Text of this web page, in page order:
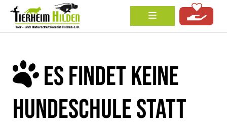
ES FINDET KEINE
HUNDESCHULE STATT